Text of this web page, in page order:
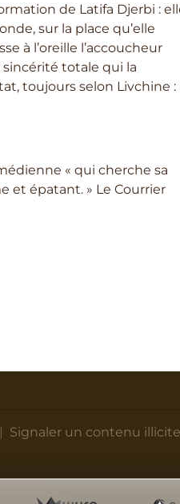
de Latifa Djerbi :
sur la place qu’elle
à l’oreille l’accoucheur
sincérité totale qui la
toujours selon Livchine :
« qui cherche sa
et épatant. » Le Courrier
Signaler un contenu